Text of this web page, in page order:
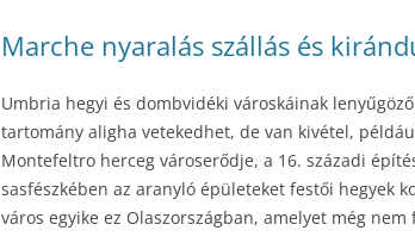
Marche nyaralás szállás és
Umbria hegyi és dombvidéki városkáinak
tartomány aligha vetekedhet, de van kivétel,
Montefeltro herceg városerődje, a 16. századi
sasfészkében az aranyló épületeket festői hegyek
város egyike ez Olaszországban, amelyet még